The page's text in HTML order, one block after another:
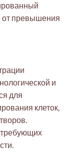
от превышения
и
для
клеток,
требующих